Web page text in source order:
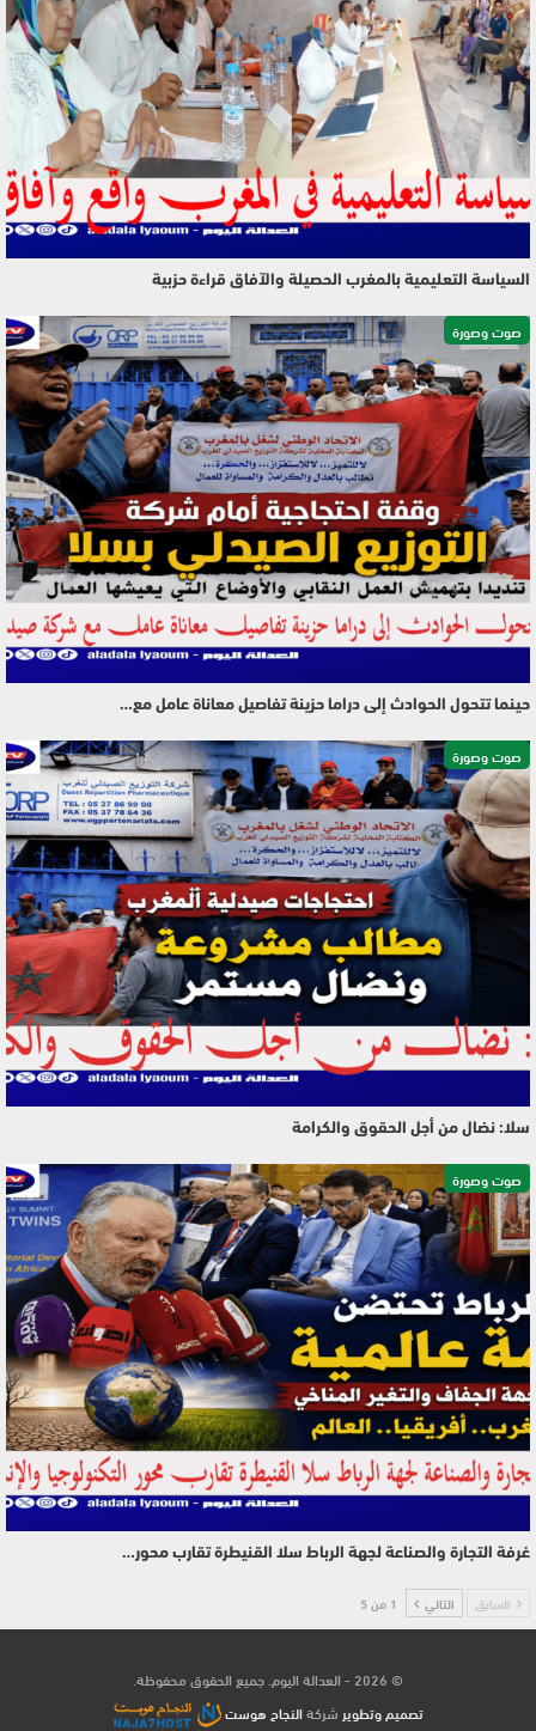
السياسة التعليمية بالمغرب الحصيلة والآفاق قراءة حزبية
صوت وصورة
حينما تتحول الحوادث إلى دراما حزينة تفاصيل معاناة عامل مع…
صوت وصورة
سلا: نضال من أجل الحقوق والكرامة
صوت وصورة
غرفة التجارة والصناعة لجهة الرباط سلا القنيطرة تقارب محور…
السابق التالي 1 من 5
© 2026 - العدالة اليوم. جميع الحقوق محفوظة.
تصميم وتطوير شركةالنجاح هوست